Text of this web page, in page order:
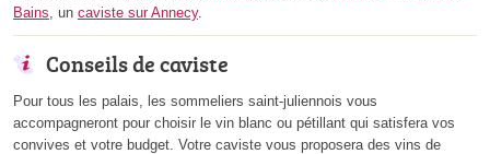
Bains, un caviste sur Annecy.
Conseils de caviste
Pour tous les palais, les sommeliers saint-juliennois vous
accompagneront pour choisir le vin blanc ou pétillant qui satisfera vos
convives et votre budget. Votre caviste vous proposera des vins de